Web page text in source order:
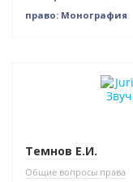
право: Монография
Темнов Е.И.
Общие вопросы права